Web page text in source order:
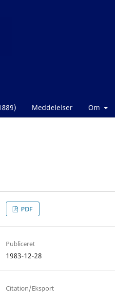
Meddelelser Om
PDF
Publiceret
1983-12-28
Citation/Eksport